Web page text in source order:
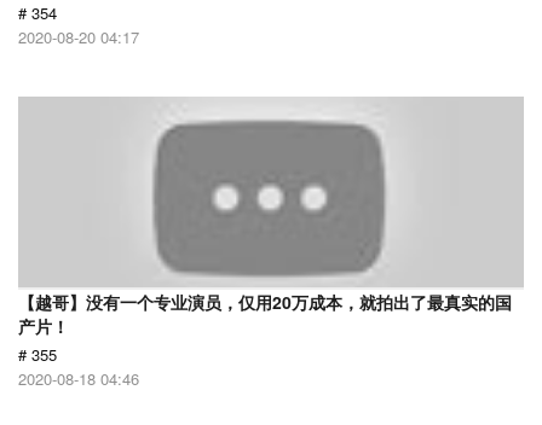
# 354
2020-08-20 04:17
【越哥】没有一个专业演员，仅用20万成本，就拍出了最真实的国
产片！
# 355
2020-08-18 04:46